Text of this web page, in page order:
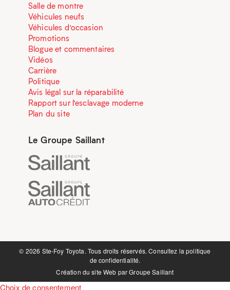
Salle de montre
Véhicules neufs
Véhicules d’occasion
Promotions
Blogue et commentaires
Vidéos
Carrière
Politique
Avis légal sur la réparabilité
Rapport sur l’esclavage moderne
Plan du site
Le Groupe Saillant
©️ 2026 Ste-Foy Toyota. Tous droits réservés. Consultez lapolitique
de confidentialité.
Création du site Web parGroupe Saillant
Choix de consentement